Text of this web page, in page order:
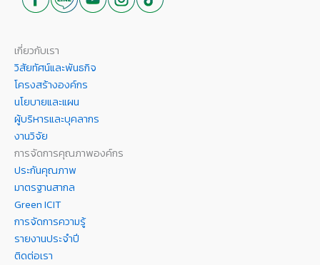
เกี่ยวกับเรา
วิสัยทัศน์และพันธกิจ
โครงสร้างองค์กร
นโยบายและแผน
ผู้บริหารและบุคลากร
งานวิจัย
การจัดการคุณภาพองค์กร
ประกันคุณภาพ
มาตรฐานสากล
Green ICIT
การจัดการความรู้
รายงานประจำปี
ติดต่อเรา